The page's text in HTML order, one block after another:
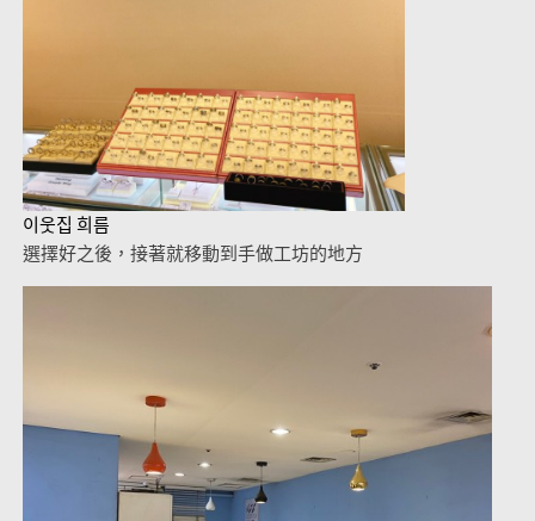
이웃집 희름
選擇好之後，接著就移動到手做工坊的地方